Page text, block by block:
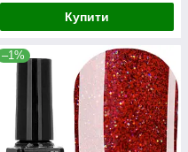
Купити
–1%